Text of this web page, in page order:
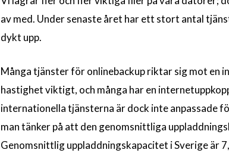
av med. Under senaste året har ett stort antal
dykt upp.
Många tjänster för onlinebackup riktar sig mot en
hastighet viktigt, och många har en
internationella tjänsterna är dock inte anpassade
man tänker på att den genomsnittliga
Genomsnittlig uppladdningskapacitet i Sverige är